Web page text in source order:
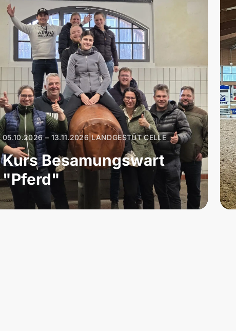
05.10.2026 – 13.11.2026|LANDGESTÜT CELLE
Kurs Besamungswart
"Pferd"